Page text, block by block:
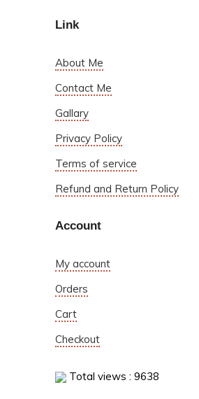
Link
About Me
Contact Me
Gallary
Privacy Policy
Terms of service
Refund and Return Policy
Account
My account
Orders
Cart
Checkout
Total views : 9638